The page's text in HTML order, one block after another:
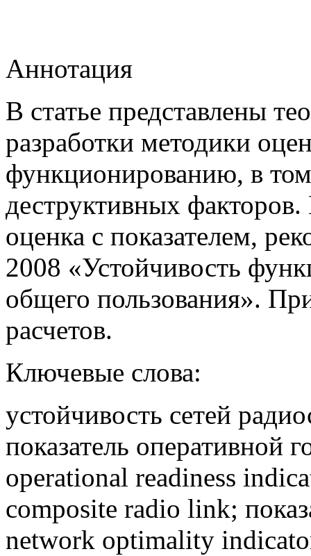
Аннотация
В статье представлены
разработки методики
функционированию, в том
деструктивных
оценка с показателем,
2008 «Устойчивость
общего пользования».
расчетов.
Ключевые слова:
устойчивость сетей
показатель оперативной
operational readiness
composite radio link;
network optimality